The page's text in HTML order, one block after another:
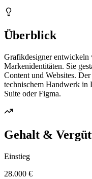
Überblick
Grafikdesigner
Markenidentitäten. Sie
Content und Websites.
technischem Handwerk in
Suite oder Figma.
Gehalt &
Einstieg
28.000 €